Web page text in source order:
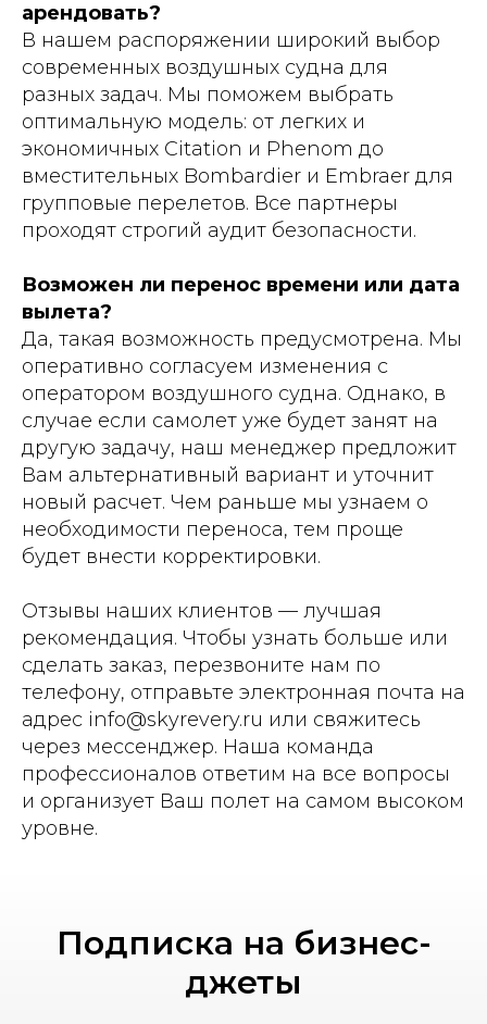
арендовать?
В нашем распоряжении широкий выбор
современных воздушных судна для
разных задач. Мы поможем выбрать
оптимальную модель: от легких и
экономичных Citation и Phenom до
вместительных Bombardier и Embraer для
групповые перелетов. Все партнеры
проходят строгий аудит безопасности.
Возможен ли перенос времени или дата
вылета?
Да, такая возможность предусмотрена. Мы
оперативно согласуем изменения с
оператором воздушного судна. Однако, в
случае если самолет уже будет занят на
другую задачу, наш менеджер предложит
Вам альтернативный вариант и уточнит
новый расчет. Чем раньше мы узнаем о
необходимости переноса, тем проще
будет внести корректировки.
Отзывы наших клиентов — лучшая
рекомендация. Чтобы узнать больше или
сделать заказ, перезвоните нам по
телефону, отправьте электронная почта на
адрес info@skyrevery.ru или свяжитесь
через мессенджер. Наша команда
профессионалов ответим на все вопросы
и организует Ваш полет на самом высоком
уровне.
Подписка на бизнес-
джеты